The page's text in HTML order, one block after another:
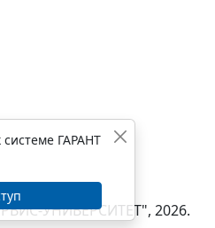
УНИВЕРСИТЕТ", 2026.
ГАРАНТ